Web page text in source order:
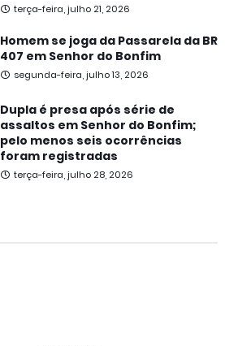
terça-feira, julho 21, 2026
Homem se joga da Passarela da BR
407 em Senhor do Bonfim
segunda-feira, julho 13, 2026
Dupla é presa após série de
assaltos em Senhor do Bonfim;
pelo menos seis ocorrências
foram registradas
terça-feira, julho 28, 2026